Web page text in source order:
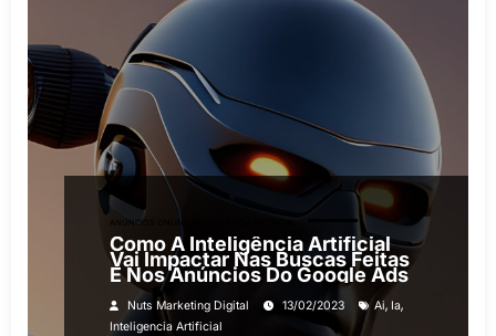
ANÚNCIOS ONLINE
Como A Inteligência Artificial
Vai Impactar Nas Buscas Feitas
E Nos Anúncios Do Google Ads
Nuts Marketing Digital 13/02/2023 Ai, Ia,
Inteligencia Artificial